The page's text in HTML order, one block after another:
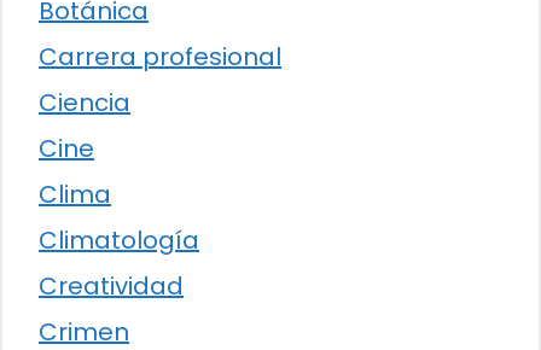
Botánica
Carrera profesional
Ciencia
Cine
Clima
Climatología
Creatividad
Crimen